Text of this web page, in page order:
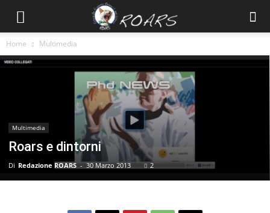
Home Multimedia
Multimedia
Roars e dintorni
Di Redazione ROARS - 30 Marzo 2013 2